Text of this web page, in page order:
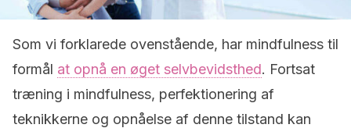
Som vi forklarede ovenstående, har mindfulness til
formål at opnå en øget selvbevidsthed. Fortsat
træning i mindfulness, perfektionering af
teknikkerne og opnåelse af denne tilstand kan